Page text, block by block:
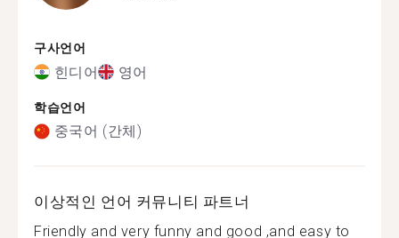
구사언어
힌디어 영어
학습언어
중국어 (간체)
이상적인 언어 커뮤니티 파트너
Friendly and very funny and good ,and easy to